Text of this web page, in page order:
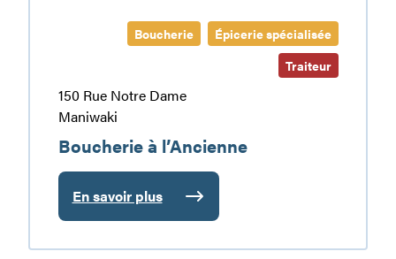
Boucherie
Épicerie spécialisée
Traiteur
150 Rue Notre Dame
Maniwaki
Boucherie à l’Ancienne
En savoir plus
:
Boucherie
à